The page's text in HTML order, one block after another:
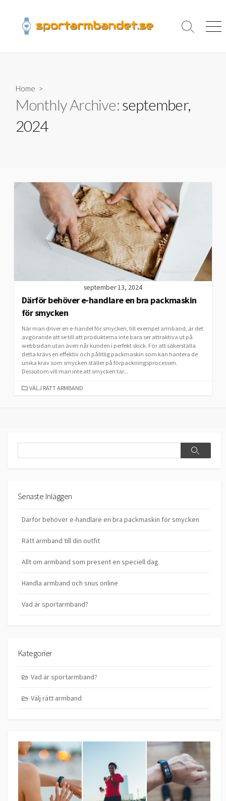
content
Search
Home >
Monthly Archive:september,
2024
september 13, 2024
Därför behöver e-handlare en bra packmaskin
för smycken
När man driver en e-handel för smycken, till exempel armband, är det
avgörande att se till att produkterna inte bara ser attraktiva ut på
webbsidan utan även når kunden i perfekt skick. För att säkerställa
detta krävs en effektiv och pålitlig packmaskin som kan hantera de
unika krav som smycken ställer på förpackningsprocessen.
Dessutom vill man inte att smycken tar...
CATEGORIES
VÄLJ RÄTT ARMBAND
Search
Senaste Inläggen
Därför behöver e-handlare en bra packmaskin för smycken
Rätt armband till din outfit
Allt om armband som present en speciell dag
Handla armband och snus online
Vad är sportarmband?
Kategorier
Vad är sportarmband?
Välj rätt armband